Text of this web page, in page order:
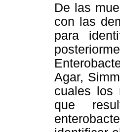
De las
con las
para
Agar,
cuales los
que